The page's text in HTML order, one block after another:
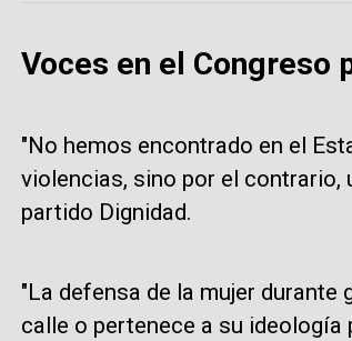
Voces en el Congreso
"No hemos encontrado en el
violencias, sino por el contrario,
partido Dignidad.
"La defensa de la mujer durante
calle o pertenece a su ideología